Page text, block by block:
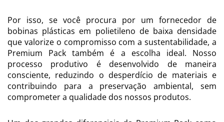
Por isso, se você procura por um fornecedor de
bobinas plásticas em polietileno de baixa densidade
que valorize o compromisso com a sustentabilidade, a
Premium Pack também é a escolha ideal. Nosso
processo produtivo é desenvolvido de maneira
consciente, reduzindo o desperdício de materiais e
contribuindo para a preservação ambiental, sem
comprometer a qualidade dos nossos produtos.